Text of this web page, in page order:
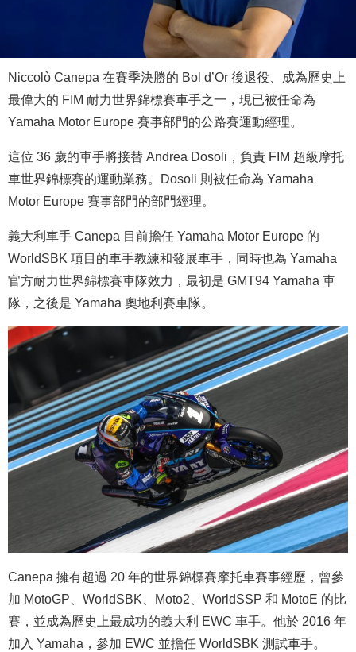
Niccolò Canepa 在賽季決勝的 Bol d’Or 後退役、成為歷史上
最偉大的 FIM 耐力世界錦標賽車手之一，現已被任命為
Yamaha Motor Europe 賽事部門的公路賽運動經理。
這位 36 歲的車手將接替 Andrea Dosoli，負責 FIM 超級摩托
車世界錦標賽的運動業務。Dosoli 則被任命為 Yamaha
Motor Europe 賽事部門的部門經理。
義大利車手 Canepa 目前擔任 Yamaha Motor Europe 的
WorldSBK 項目的車手教練和發展車手，同時也為 Yamaha
官方耐力世界錦標賽車隊效力，最初是 GMT94 Yamaha 車
隊，之後是 Yamaha 奧地利賽車隊。
Canepa 擁有超過 20 年的世界錦標賽摩托車賽事經歷，曾參
加 MotoGP、WorldSBK、Moto2、WorldSSP 和 MotoE 的比
賽，並成為歷史上最成功的義大利 EWC 車手。他於 2016 年
加入 Yamaha，參加 EWC 並擔任 WorldSBK 測試車手。